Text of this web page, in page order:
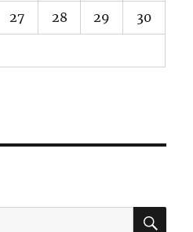
27 28 29 30